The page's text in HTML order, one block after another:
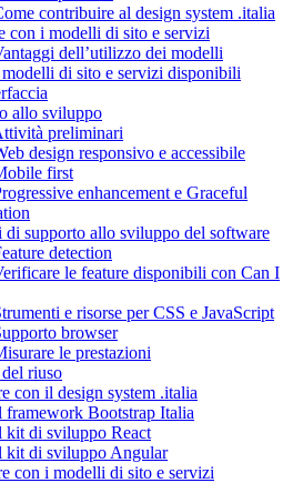
contribuire al design system .italia
con i modelli di sito e servizi
dell’utilizzo dei modelli
di sito e servizi disponibili
allo sviluppo
preliminari
design responsivo e accessibile
first
enhancement e Graceful
di supporto allo sviluppo del software
detection
le feature disponibili con Can I
e risorse per CSS e JavaScript
browser
le prestazioni
riuso
con il design system .italia
framework Bootstrap Italia
kit di sviluppo React
kit di sviluppo Angular
con i modelli di sito e servizi